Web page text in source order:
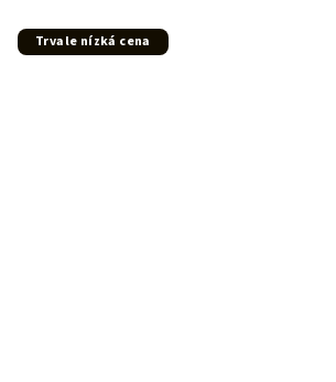
Trvale nízká cena